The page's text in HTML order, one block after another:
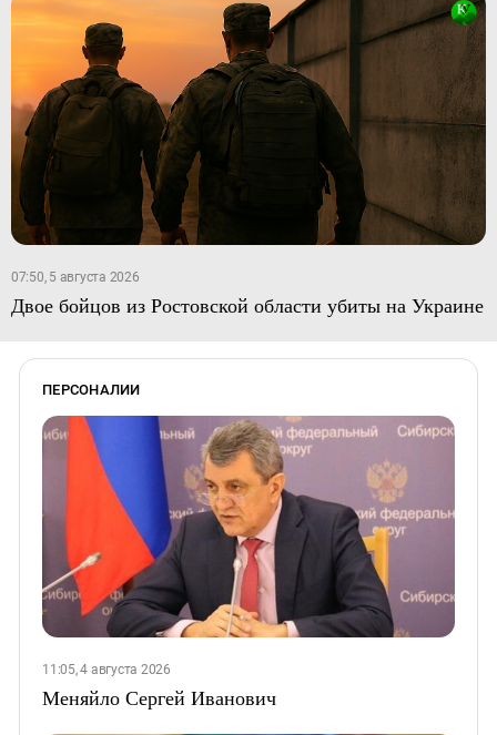
07:50, 5 августа 2026
Двое бойцов из Ростовской области убиты на Украине
ПЕРСОНАЛИИ
11:05, 4 августа 2026
Меняйло Сергей Иванович